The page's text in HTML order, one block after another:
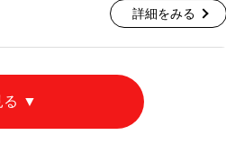
詳細をみる
る